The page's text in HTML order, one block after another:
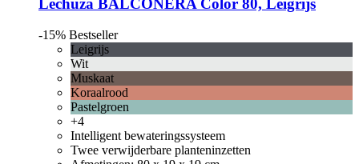
Lechuza BALCONERA Color 80, Leigrijs
-15% Bestseller
Leigrijs
Wit
Muskaat
Koraalrood
Pastelgroen
+4
Intelligent bewateringssysteem
Twee verwijderbare planteninzetten